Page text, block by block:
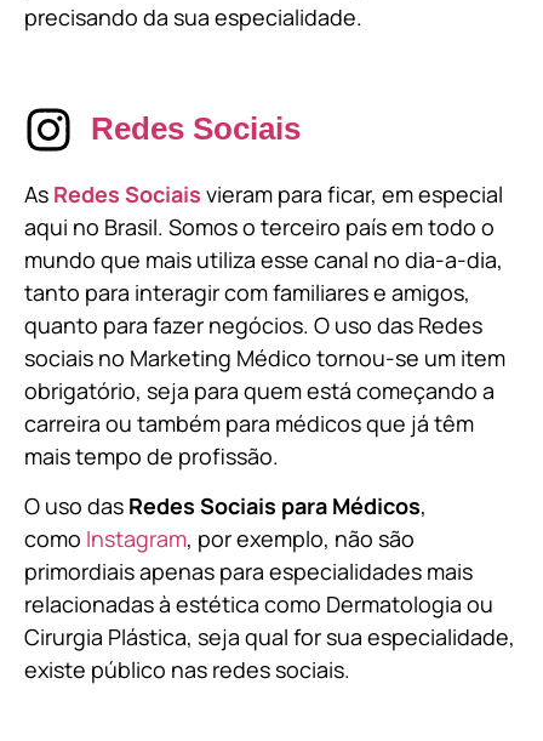
precisando da sua especialidade.
Redes Sociais
As Redes Sociais vieram para ficar, em especial
aqui no Brasil. Somos o terceiro país em todo o
mundo que mais utiliza esse canal no dia-a-dia,
tanto para interagir com familiares e amigos,
quanto para fazer negócios. O uso das Redes
sociais no Marketing Médico tornou-se um item
obrigatório, seja para quem está começando a
carreira ou também para médicos que já têm
mais tempo de profissão.
O uso das Redes Sociais para Médicos,
como Instagram, por exemplo, não são
primordiais apenas para especialidades mais
relacionadas à estética como Dermatologia ou
Cirurgia Plástica, seja qual for sua especialidade,
existe público nas redes sociais.